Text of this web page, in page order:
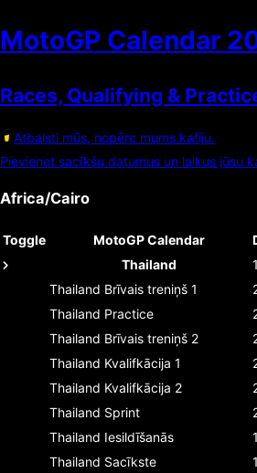
MotoGP Calendar
Races, Qualifying &
Atbalsti mūs, nopērc mums kafiju.
Pievienot sacīkšu datumus un laikus jūsu
Africa/Cairo
Toggle MotoGP Calendar
Thailand
Thailand Brīvais treniņš 1
Thailand Practice
Thailand Brīvais treniņš 2
Thailand Kvalifkācija 1
Thailand Kvalifkācija 2
Thailand Sprint
Thailand Iesildīšanās
Thailand Sacīkste